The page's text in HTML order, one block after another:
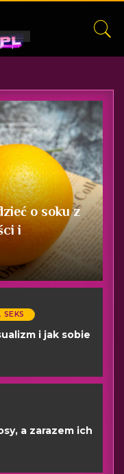
o soku z
i
i jak sobie
a zarazem ich